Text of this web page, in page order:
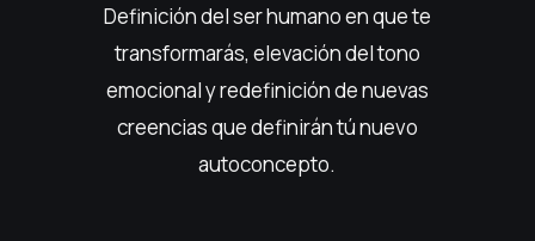
Definición del ser humano en que te
transformarás, elevación del tono
emocional y redefinición de nuevas
creencias que definirán tú nuevo
autoconcepto.